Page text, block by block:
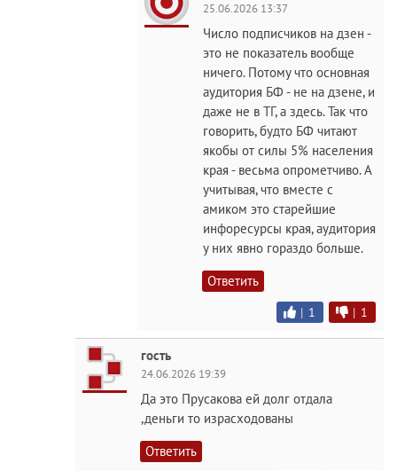
25.06.2026 13:37
Число подписчиков на дзен -
это не показатель вообще
ничего. Потому что основная
аудитория БФ - не на дзене, и
даже не в ТГ, а здесь. Так что
говорить, будто БФ читают
якобы от силы 5% населения
края - весьма опрометчиво. А
учитывая, что вместе с
амиком это старейшие
инфоресурсы края, аудитория
у них явно гораздо больше.
Ответить
| 1 | 1
гость
24.06.2026 19:39
Да это Прусакова ей долг отдала
,деньги то израсходованы
Ответить